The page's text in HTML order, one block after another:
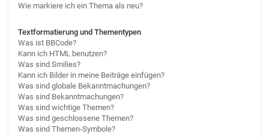
Wie markiere ich ein Thema als neu?
Textformatierung und Thementypen
Was ist BBCode?
Kann ich HTML benutzen?
Was sind Smilies?
Kann ich Bilder in meine Beiträge einfügen?
Was sind globale Bekanntmachungen?
Was sind Bekanntmachungen?
Was sind wichtige Themen?
Was sind geschlossene Themen?
Was sind Themen-Symbole?